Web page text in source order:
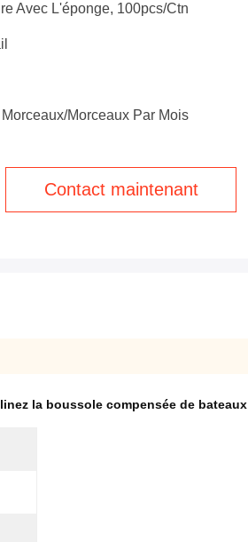
Avec L'éponge, 100pcs/ctn
morceaux Par Mois
Contact maintenant
la boussole compensée de bateaux